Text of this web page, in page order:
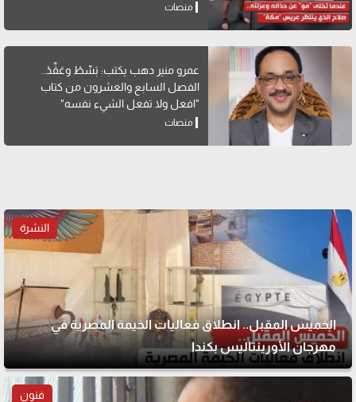
منصات
عمرو منير دهب يكتب: بَسِّطْ وعَقِّدْ..
الفصل السابع والعشرون من كتاب
"افعل ولا تفعل الشيء نفسه"
منصات
النشرة
الخميس المقبل.. انطلاق فعاليات الخيمة المصرية في
مهرجان الأورينتاليس بكندا
فنون